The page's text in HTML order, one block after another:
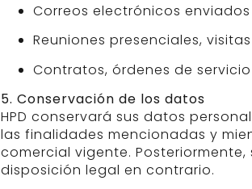
Correos electrónicos
Reuniones presenciales,
Contratos, órdenes de
5. Conservación de los datos
HPD conservará sus datos
las finalidades mencionadas y
comercial vigente.
disposición legal en contrario.